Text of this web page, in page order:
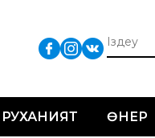
РУХАНИЯТ ӨНЕР